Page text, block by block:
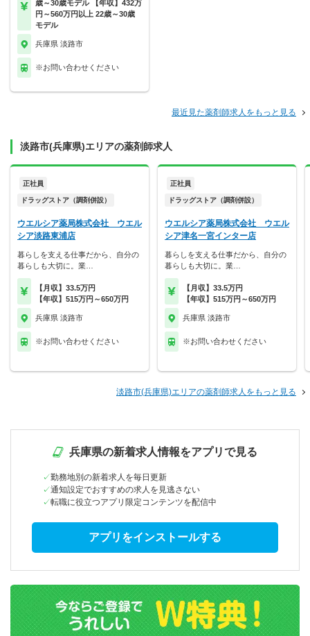
歳～30歳モデル 【年収】432万
円～560万円以上 22歳～30歳
モデル
兵庫県 淡路市
※お問い合わせください
最近見た薬剤師求人をもっと見る
淡路市(兵庫県)エリアの薬剤師求人
正社員
ドラッグストア（調剤併設）
ウエルシア薬局株式会社 ウエル
シア淡路東浦店
暮らしを支える仕事だから、自分の
暮らしも大切に。業…
【月収】33.5万円
【年収】515万円～650万円
兵庫県 淡路市
※お問い合わせください
正社員
ドラッグストア（調剤併設）
ウエルシア薬局株式会社 ウエル
シア津名一宮インター店
暮らしを支える仕事だから、自分の
暮らしも大切に。業…
【月収】33.5万円
【年収】515万円～650万円
兵庫県 淡路市
※お問い合わせください
淡路市(兵庫県)エリアの薬剤師求人をもっと見る
兵庫県の新着求人情報をアプリで見る
勤務地別の新着求人を毎日更新
通知設定でおすすめの求人を見逃さない
転職に役立つアプリ限定コンテンツを配信中
アプリをインストールする